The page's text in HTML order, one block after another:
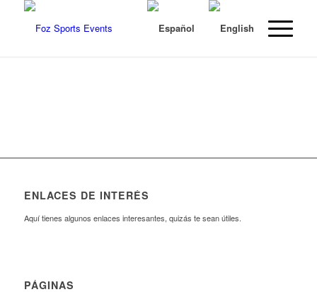
ENLACES DE INTERÉS
Aquí tienes algunos enlaces interesantes, quizás te sean útiles.
PÁGINAS